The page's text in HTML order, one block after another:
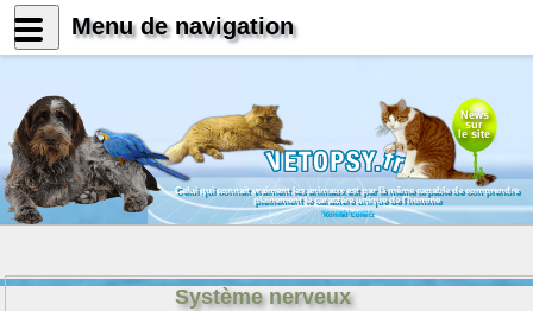
News
sur
le site
Celui qui connait vraiment les animaux est par là même capable de comprendre
pleinement le caractère unique de l'homme
Konrad Lorenz
Système nerveux
Menu de navigation